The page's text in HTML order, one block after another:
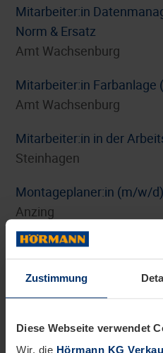
Zustimmung
Diese Webseite verwendet
Wir, die Hörmann KG
Mitarbeiter:in
Norm & Ersatz
Amt Wachsenburg
Mitarbeiter:in Farbanlage
Amt Wachsenburg
Mitarbeiter:in in der
Steinhagen
Montageplaner:in (m/w/d)
Anzing
Personalreferent:in
(m/w/d)
Steinhagen